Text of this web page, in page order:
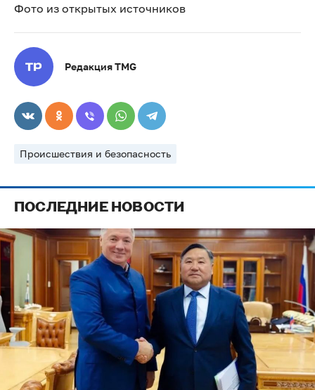
Фото из открытых источников
Редакция TMG
Происшествия и безопасность
ПОСЛЕДНИЕ НОВОСТИ